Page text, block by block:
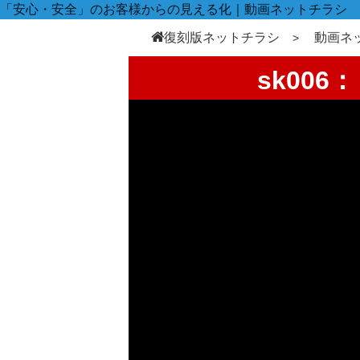
「安心・安全」のお客様からの見える化｜動画ネットチラシ
復刻版ネットチラシ 動画ネ
sk006